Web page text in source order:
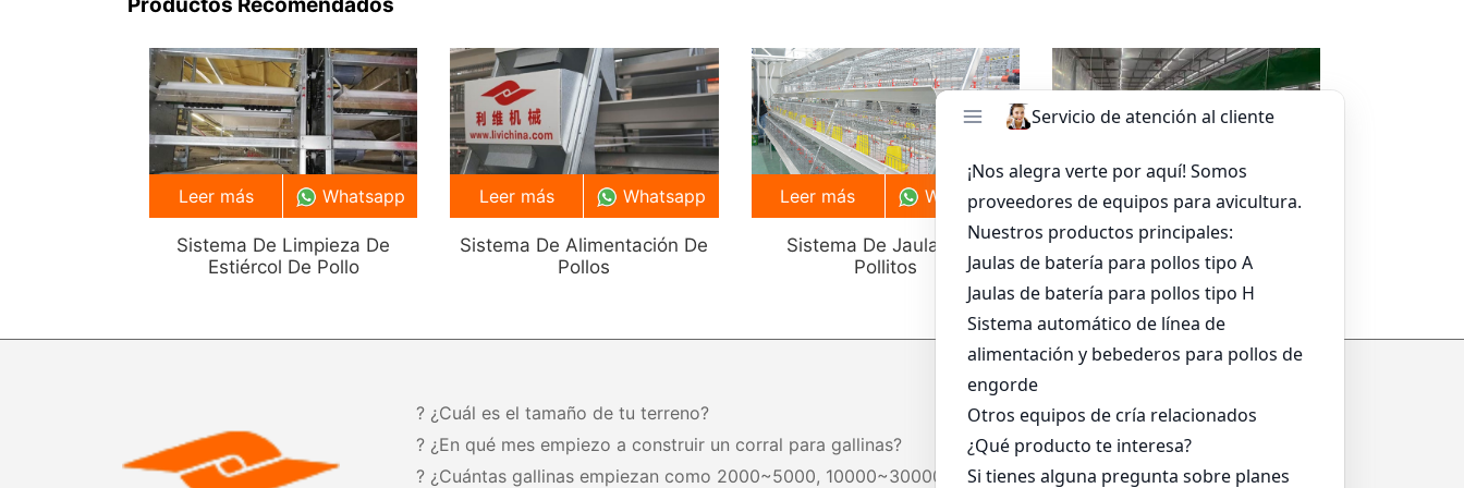
Productos Recomendados
Sistema De Limpieza De
Estiércol De Pollo
Leer más Whatsapp
Sistema De Alimentación De
Pollos
Leer más Whatsapp
Sistema De Jaula Para
Pollitos
Leer más Whatsapp
Sistema De Alimentación De
Bandeja Para Asar
Leer más Whatsapp
? ¿Cuál es el tamaño de tu terreno?
? ¿En qué mes empiezo a construir un corral para gallinas?
? ¿Cuántas gallinas empiezan como 2000~5000, 10000~30000,
*